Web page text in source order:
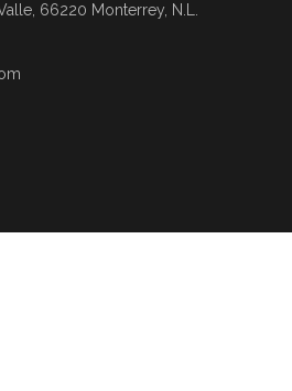
66220 Monterrey, N.L.